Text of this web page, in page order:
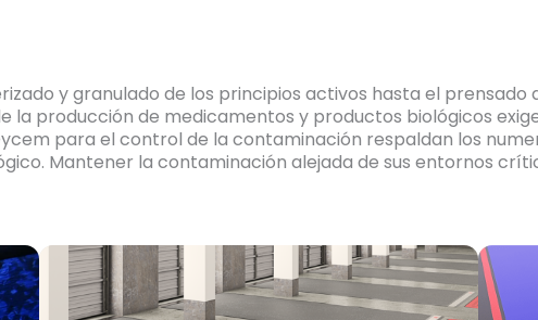
y granulado de los principios activos hasta el
la producción de medicamentos y productos biológicos
para el control de la contaminación respaldan los
Mantener la contaminación alejada de sus entornos